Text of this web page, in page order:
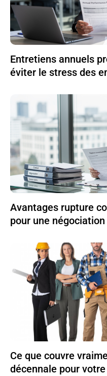
Entretiens annuels
éviter le stress des
Avantages rupture
pour une
Ce que couvre
décennale pour